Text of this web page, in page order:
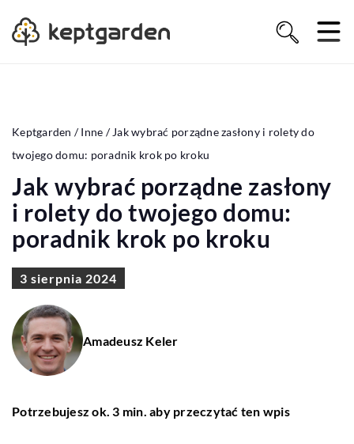
Keptgarden /Inne / Jak wybrać porządne zasłony i rolety do
twojego domu: poradnik krok po kroku
Jak wybrać porządne zasłony
i rolety do twojego domu:
poradnik krok po kroku
3 sierpnia 2024
Amadeusz Keler
Potrzebujesz ok. 3 min. aby przeczytać ten wpis